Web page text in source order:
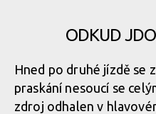
Merida One-Sixty v akci
Merida One-Sixty v akci
Merida One-Sixty v akci
Merida One-Sixty v akci
ODKUD
Hned po druhé jízdě se
praskání nesoucí se
zdroj odhalen v